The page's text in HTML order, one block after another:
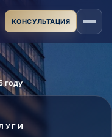
КОНСУЛЬТАЦИЯ
году